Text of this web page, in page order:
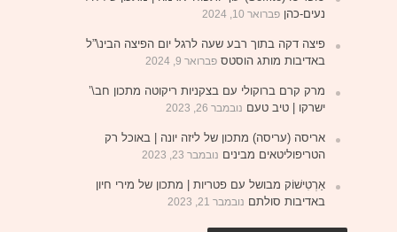
נעים-כהן פברואר 10, 2024
פיצה דקה בתוך רבע שעה לרגל יום הפיצה הבינ\”ל
באדיבות מותג הוסטס פברואר 9, 2024
מרק קרם ברוקולי עם בצקניות ריקוטה מתכון חב\’
ישרקו | טיב טעם נובמבר 26, 2023
אריסה (עריסה) מתכון של ליזה יונה | באוכל רק
הטריפוליטאים מבינים נובמבר 23, 2023
אַרְטִישׁוֹק מבושל עם פטריות | מתכון של מירי חיון
באדיבות סולתם נובמבר 21, 2023